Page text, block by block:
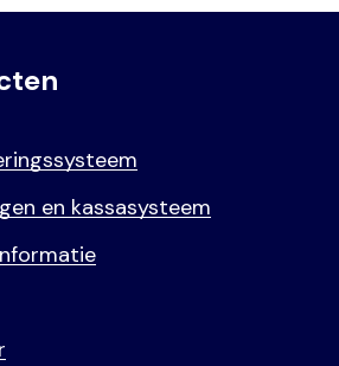
en kassasysteem